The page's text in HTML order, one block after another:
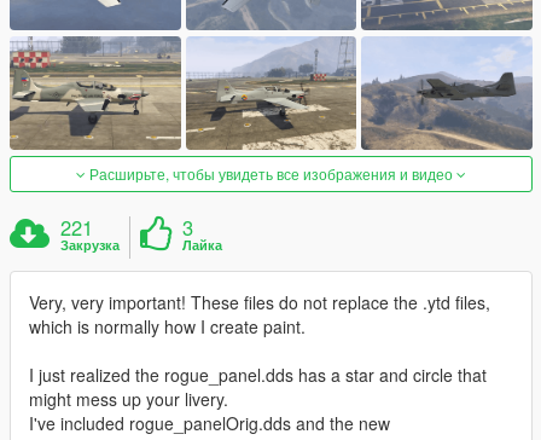
Расширьте, чтобы увидеть все изображения и видео
221
Закрузка
3
Лайка
Very, very important! These files do not replace the .ytd files,
which is normally how I create paint.
I just realized the rogue_panel.dds has a star and circle that
might mess up your livery.
I've included rogue_panelOrig.dds and the new